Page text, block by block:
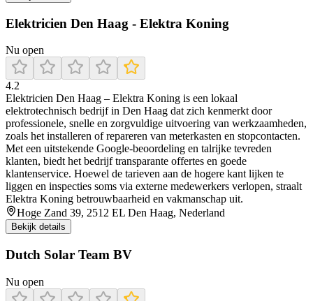
Elektricien Den Haag - Elektra Koning
Nu open
4.2
Elektricien Den Haag – Elektra Koning is een lokaal
elektrotechnisch bedrijf in Den Haag dat zich kenmerkt door
professionele, snelle en zorgvuldige uitvoering van werkzaamheden,
zoals het installeren of repareren van meterkasten en stopcontacten.
Met een uitstekende Google‑beoordeling en talrijke tevreden
klanten, biedt het bedrijf transparante offertes en goede
klantenservice. Hoewel de tarieven aan de hogere kant lijken te
liggen en inspecties soms via externe medewerkers verlopen, straalt
Elektra Koning betrouwbaarheid en vakmanschap uit.
Hoge Zand 39, 2512 EL Den Haag, Nederland
Bekijk details
Dutch Solar Team BV
Nu open